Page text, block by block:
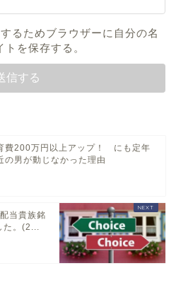
るためブラウザーに自分の名
を保存する。
費200万円以上アップ！ にも定年
の男が動じなかった理由
当貴族銘
た。(2...